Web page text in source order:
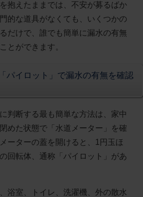
抱えたままでは、不安が募るばか
的な道具がなくても、いくつかの
だけで、誰でも簡単に漏水の有無
とができます。
パイロット」で漏水の有無を確認
判断する最も簡単な方法は、家中
めた状態で「水道メーター」を確
ーターの蓋を開けると、1円玉ほ
回転体、通称「パイロット」があ
浴室、トイレ、洗濯機、外の散水